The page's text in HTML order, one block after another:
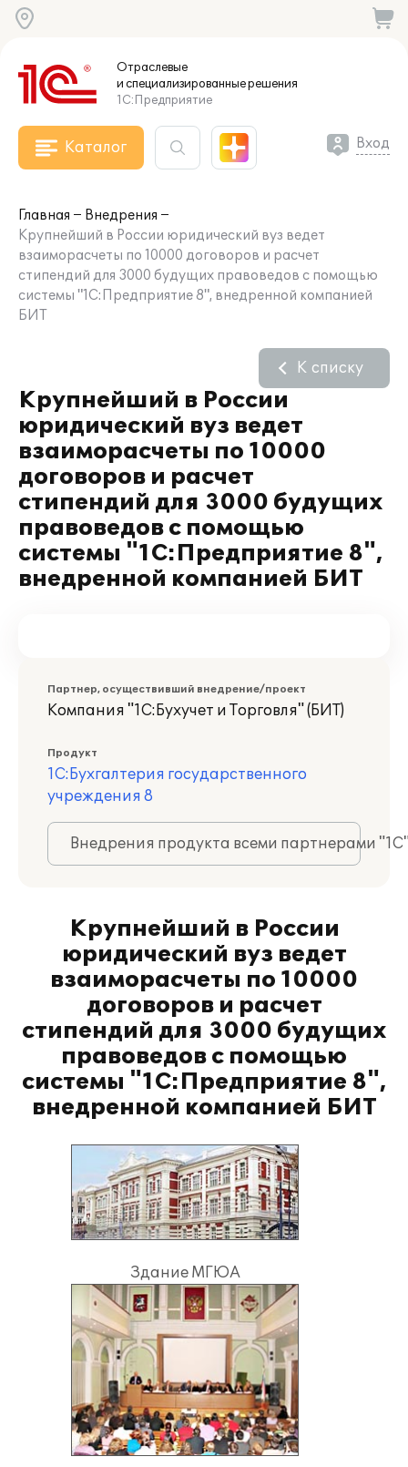
Отраслевые
и специализированныерешения
1С:Предприятие
Каталог Вход
Главная
Внедрения
Крупнейший в России юридический вуз ведет
взаиморасчеты по 10000 договоров и расчет
стипендий для 3000 будущих правоведов с помощью
системы "1С:Предприятие 8", внедренной компанией
БИТ
Крупнейший в России
юридический вуз ведет
взаиморасчеты по 10000
договоров и расчет
стипендий для 3000 будущих
правоведов с помощью
системы "1С:Предприятие 8",
внедренной компанией БИТ
К списку
Партнер, осуществивший внедрение/проект
Компания "1С:Бухучет и Торговля" (БИТ)
Продукт
1С:Бухгалтерия государственного
учреждения 8
Внедрения продукта всеми партнерами
Крупнейший в России
юридический вуз ведет
взаиморасчеты по 10000
договоров и расчет
стипендий для 3000 будущих
правоведов с помощью
системы "1С:Предприятие 8",
внедренной компанией БИТ
Здание МГЮА